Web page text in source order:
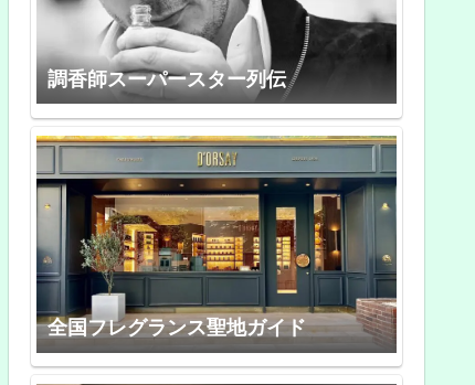
調香師スーパースター列伝
全国フレグランス聖地ガイド